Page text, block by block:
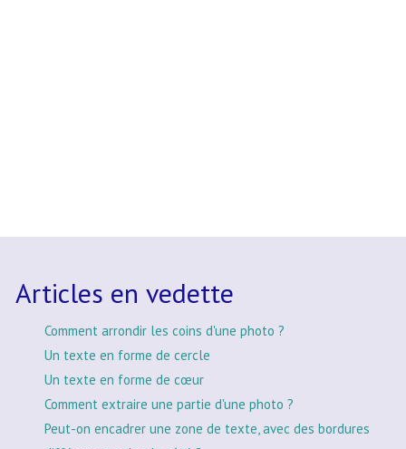
Articles en vedette
Comment arrondir les coins d'une photo ?
Un texte en forme de cercle
Un texte en forme de cœur
Comment extraire une partie d'une photo ?
Peut-on encadrer une zone de texte, avec des bordures